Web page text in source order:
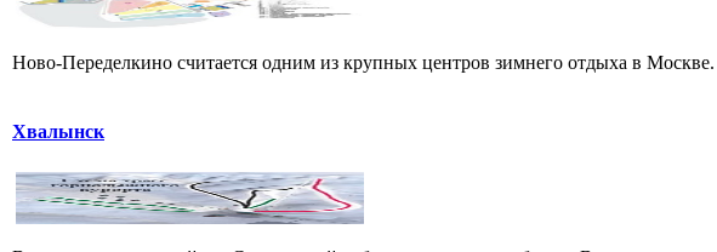
Ново-Переделкино считается одним из крупных центров зимнего отдыха в
Хвалынск